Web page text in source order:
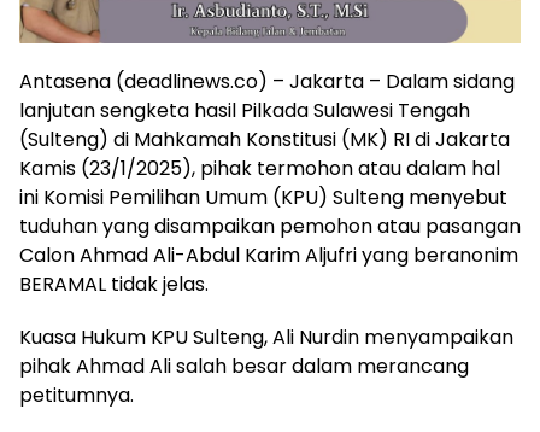
Antasena (deadlinews.co) – Jakarta – Dalam sidang
lanjutan sengketa hasil Pilkada Sulawesi Tengah
(Sulteng) di Mahkamah Konstitusi (MK) RI di Jakarta
Kamis (23/1/2025), pihak termohon atau dalam hal
ini Komisi Pemilihan Umum (KPU) Sulteng menyebut
tuduhan yang disampaikan pemohon atau pasangan
Calon Ahmad Ali-Abdul Karim Aljufri yang beranonim
BERAMAL tidak jelas.
Kuasa Hukum KPU Sulteng, Ali Nurdin menyampaikan
pihak Ahmad Ali salah besar dalam merancang
petitumnya.